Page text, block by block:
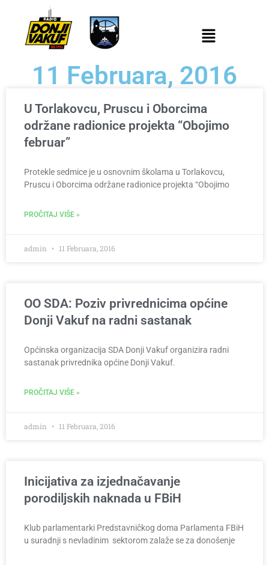
11 Februara, 2016
U Torlakovcu, Pruscu i Oborcima
održane radionice projekta “Obojimo
februar”
Protekle sedmice je u osnovnim školama u Torlakovcu,
Pruscu i Oborcima održane radionice projekta “Obojimo
PROČITAJ VIŠE »
admin 11 Februara, 2016
OO SDA: Poziv privrednicima općine
Donji Vakuf na radni sastanak
Općinska organizacija SDA Donji Vakuf organizira radni
sastanak privrednika općine Donji Vakuf.
PROČITAJ VIŠE »
admin 11 Februara, 2016
Inicijativa za izjednačavanje
porodiljskih naknada u FBiH
Klub parlamentarki Predstavničkog doma Parlamenta FBiH
u suradnji s nevladinim sektorom zalaže se za donošenje